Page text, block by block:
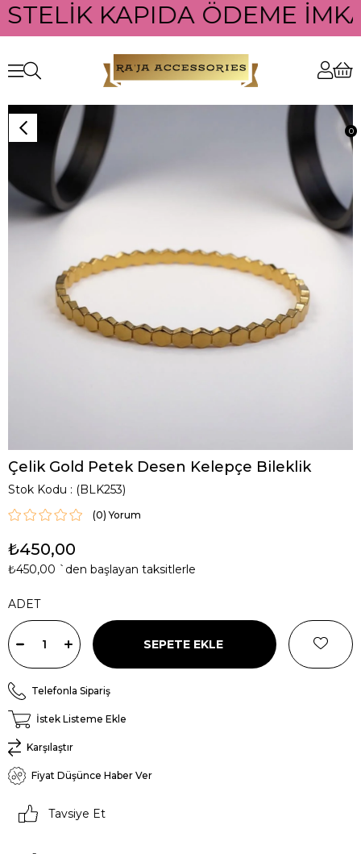
KAPIDA ÖDEME
0
Çelik Gold Petek Desen Kelepçe Bileklik
Stok Kodu (BLK253)
(0)
₺450,00
₺450,00 `den başlayan taksitlerle
ADET
Telefonla Sipariş
İstek Listeme Ekle
Karşılaştır
Fiyat Düşünce Haber Ver
Tavsiye Et